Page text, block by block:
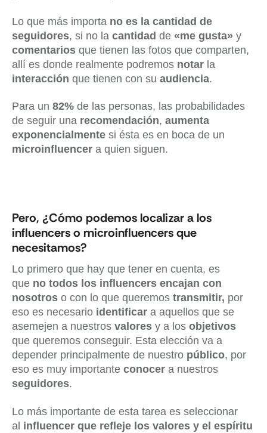
Lo que más importa no es la cantidad de
seguidores, si no la cantidad de «me gusta» y
comentarios que tienen las fotos que comparten,
allí es donde realmente podremos notar la
interacción que tienen con su audiencia.
Para un 82% de las personas, las probabilidades
de seguir una recomendación, aumenta
exponencialmente si ésta es en boca de un
microinfluencer a quien siguen.
Pero, ¿Cómo podemos localizar a los
influencers o microinfluencers que
necesitamos?
Lo primero que hay que tener en cuenta, es
que no todos los influencers encajan con
nosotros o con lo que queremos transmitir, por
eso es necesario identificar a aquellos que se
asemejen a nuestros valores y a los objetivos
que queremos conseguir. Esta elección va a
depender principalmente de nuestro público, por
eso es muy importante conocer a nuestros
seguidores.
Lo más importante de esta tarea es seleccionar
al influencer que refleje los valores y el espíritu